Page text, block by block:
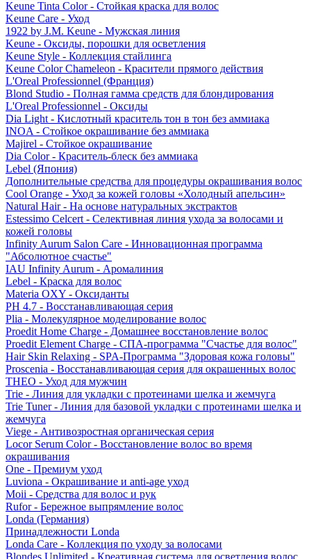
Keune Tinta Color - Стойкая краска для волос
Keune Care - Уход
1922 by J.M. Keune - Мужская линия
Keune - Оксиды, порошки для осветления
Keune Style - Коллекция стайлинга
Keune Color Chameleon - Красители прямого действия
L'Oreal Professionnel (Франция)
Blond Studio - Полная гамма средств для блондирования
L'Oreal Professionnel - Оксиды
Dia Light - Кислотный краситель тон в тон без аммиака
INOA - Стойкое окрашивание без аммиака
Majirel - Стойкое окрашивание
Dia Color - Краситель-блеск без аммиака
Lebel (Япония)
Дополнительные средства для процедуры окрашивания волос
Cool Orange - Уход за кожей головы «Холодный апельсин»
Natural Hair - На основе натуральных экстрактов
Estessimo Celcert - Селективная линия ухода за волосами и
кожей головы
Infinity Aurum Salon Care - Инновационная программа
"Абсолютное счастье"
IAU Infinity Aurum - Аромалиния
Lebel - Краска для волос
Materia OXY - Оксиданты
PH 4.7 - Восстанавливающая серия
Plia - Молекулярное моделирование волос
Proedit Home Charge - Домашнее восстановление волос
Proedit Element Charge - СПА-программа "Счастье для волос"
Hair Skin Relaxing - SPA-Программа "Здоровая кожа головы"
Proscenia - Восстанавливающая серия для окрашенных волос
THEO - Уход для мужчин
Trie - Линия для укладки с протеинами шелка и жемчуга
Trie Tuner - Линия для базовой укладки с протеинами шелка и
жемчуга
Viege - Антивозростная органическая серия
Locor Serum Color - Восстановление волос во время
окрашивания
One - Премиум уход
Luviona - Окрашивание и anti-age уход
Moii - Средства для волос и рук
Rufor - Бережное выпрямление волос
Londa (Германия)
Принадлежности Londa
Londa Care - Коллекция по уходу за волосами
Blondes Unlimited - Креативная система для осветления волос